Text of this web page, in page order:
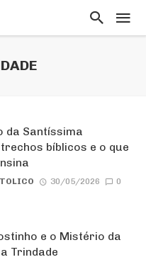
da Santíssima
bíblicos e o que
30/05/2026 0
e o Mistério da
Trindade